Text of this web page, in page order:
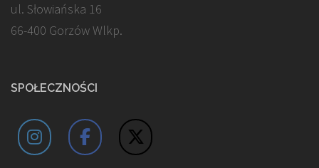
ul. Słowiańska 16
66-400 Gorzów Wlkp.
SPOŁECZNOŚCI